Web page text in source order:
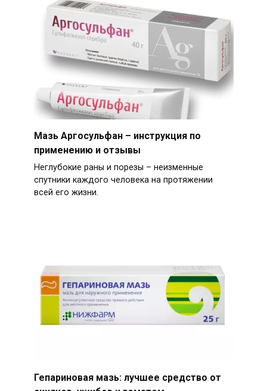
Мазь Аргосульфан – инструкция по
применению и отзывы
Неглубокие раны и порезы – неизменные
спутники каждого человека на протяжении
всей его жизни.
Гепариновая мазь: лучшее средство от